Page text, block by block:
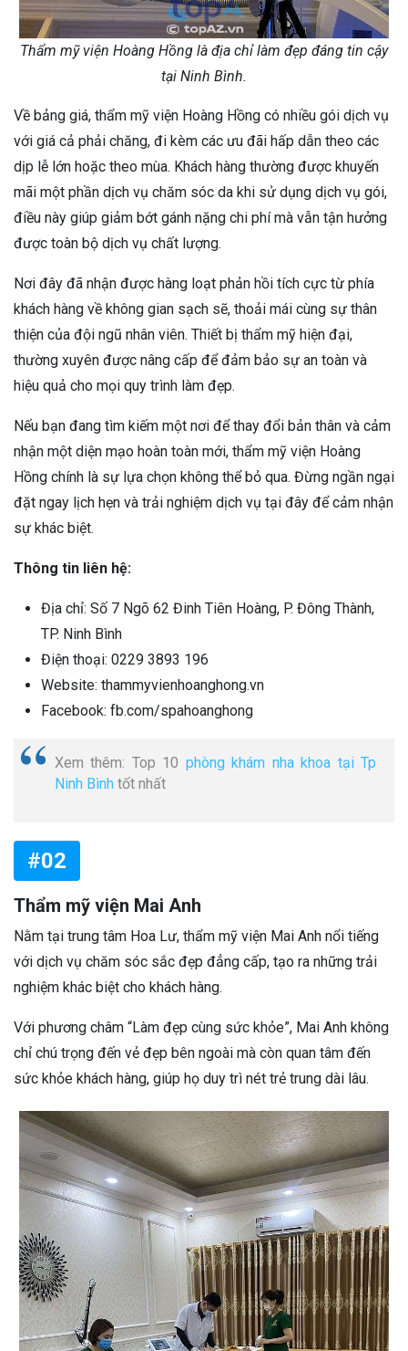
Thẩm mỹ viện Hoàng Hồng là địa chỉ làm đẹp đáng tin cậy
tại Ninh Bình.
Về bảng giá, thẩm mỹ viện Hoàng Hồng có nhiều gói dịch vụ
với giá cả phải chăng, đi kèm các ưu đãi hấp dẫn theo các
dịp lễ lớn hoặc theo mùa. Khách hàng thường được khuyến
mãi một phần dịch vụ chăm sóc da khi sử dụng dịch vụ gói,
điều này giúp giảm bớt gánh nặng chi phí mà vẫn tận hưởng
được toàn bộ dịch vụ chất lượng.
Nơi đây đã nhận được hàng loạt phản hồi tích cực từ phía
khách hàng về không gian sạch sẽ, thoải mái cùng sự thân
thiện của đội ngũ nhân viên. Thiết bị thẩm mỹ hiện đại,
thường xuyên được nâng cấp để đảm bảo sự an toàn và
hiệu quả cho mọi quy trình làm đẹp.
Nếu bạn đang tìm kiếm một nơi để thay đổi bản thân và cảm
nhận một diện mạo hoàn toàn mới, thẩm mỹ viện Hoàng
Hồng chính là sự lựa chọn không thể bỏ qua. Đừng ngần ngại
đặt ngay lịch hẹn và trải nghiệm dịch vụ tại đây để cảm nhận
sự khác biệt.
Thông tin liên hệ:
Địa chỉ: Số 7 Ngõ 62 Đinh Tiên Hoàng, P. Đông Thành,
TP. Ninh Bình
Điện thoại: 0229 3893 196
Website: thammyvienhoanghong.vn
Facebook: fb.com/spahoanghong
Xem thêm: Top 10 phòng khám nha khoa tại Tp
Ninh Bình tốt nhất
#02
Thẩm mỹ viện Mai Anh
Nằm tại trung tâm Hoa Lư, thẩm mỹ viện Mai Anh nổi tiếng
với dịch vụ chăm sóc sắc đẹp đẳng cấp, tạo ra những trải
nghiệm khác biệt cho khách hàng.
Với phương châm “Làm đẹp cùng sức khỏe”, Mai Anh không
chỉ chú trọng đến vẻ đẹp bên ngoài mà còn quan tâm đến
sức khỏe khách hàng, giúp họ duy trì nét trẻ trung dài lâu.